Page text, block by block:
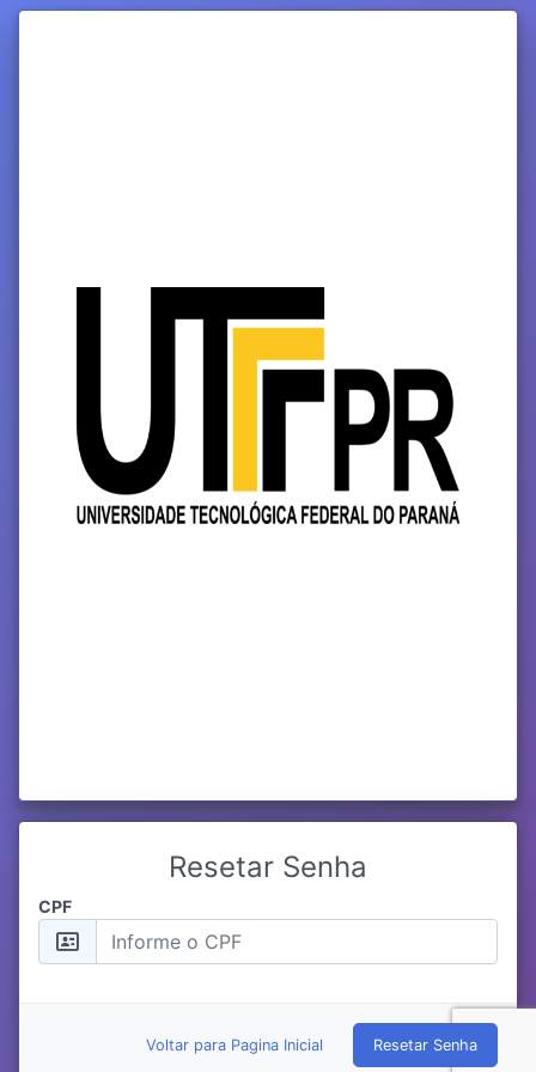
Resetar Senha
CPF
Voltar para Pagina Inicial Resetar Senha